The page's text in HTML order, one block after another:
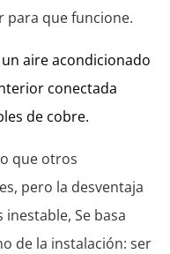
para que funcione.
aire acondicionado
conectada
de cobre.
que otros
pero la desventaja
Se basa
de la instalación: ser